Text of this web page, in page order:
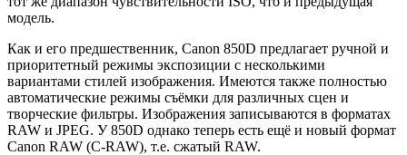
модель.
Как и его предшественник, Canon 850D предлагает ручной и
приоритетный режимы экспозиции с несколькими
вариантами стилей изображения. Имеются также полностью
автоматические режимы съёмки для различных сцен и
творческие фильтры. Изображения записываются в форматах
RAW и JPEG. У 850D однако теперь есть ещё и новый формат
Canon RAW (C-RAW), т.е. сжатый RAW.